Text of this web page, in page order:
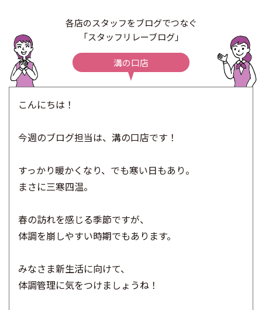
各店のスタッフをブログでつなぐ
「スタッフリレーブログ」
溝の口店
こんにちは！
今週のブログ担当は、溝の口店です！
すっかり暖かくなり、でも寒い日もあり。
まさに三寒四温。
春の訪れを感じる季節ですが、
体調を崩しやすい時期でもあります。
みなさま新生活に向けて、
体調管理に気をつけましょうね！